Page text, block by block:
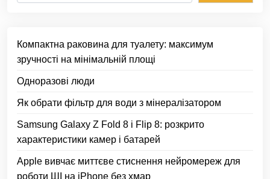
Компактна раковина для туалету: максимум
зручності на мінімальній площі
Одноразові люди
Як обрати фільтр для води з мінералізатором
Samsung Galaxy Z Fold 8 і Flip 8: розкрито
характеристики камер і батарей
Apple вивчає миттєве стиснення нейромереж для
роботи ШІ на iPhone без хмар